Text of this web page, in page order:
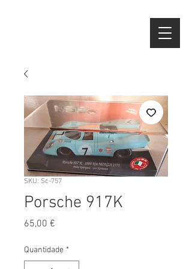
SKU: Sc-757
Porsche 917K
65,00 €
Quantidade *